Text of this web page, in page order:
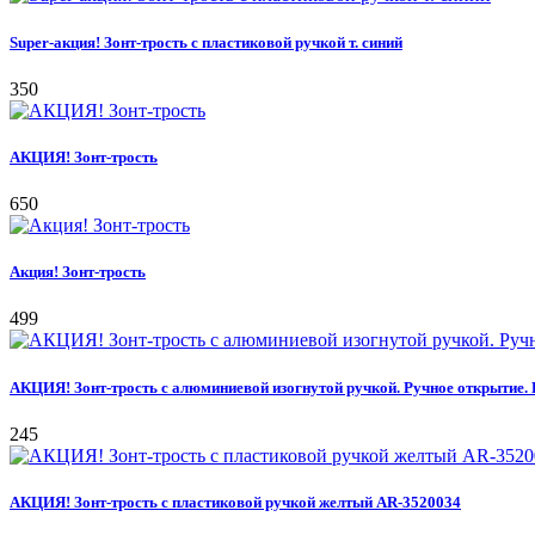
Super-акция! Зонт-трость с пластиковой ручкой т. синий
350
АКЦИЯ! Зонт-трость
650
Акция! Зонт-трость
499
АКЦИЯ! Зонт-трость с алюминиевой изогнутой ручкой. Ручное
245
АКЦИЯ! Зонт-трость с пластиковой ручкой желтый AR-3520034